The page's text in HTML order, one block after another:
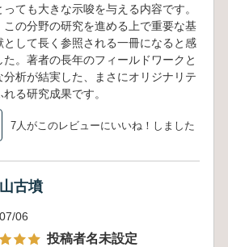
っても大きな示唆を与える内容です。
この分野の研究を進める上で重要な基
として長く参照される一冊になると感
た。著者の長年のフィールドワークと
分析が結実した、まさにオリジナリテ
れる研究成果です。
7人がこのレビューにいいね！しました
古墳
06
投稿者名未設定